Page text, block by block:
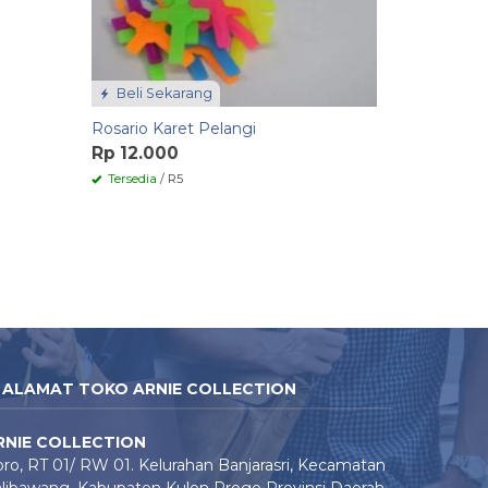
Beli Sekarang
Rosario Karet Pelangi
Rp 12.000
Tersedia / R5
ALAMAT TOKO ARNIE COLLECTION
COLLECTION
RT 01/ RW 01. Kelurahan Banjarasri, Kecamatan